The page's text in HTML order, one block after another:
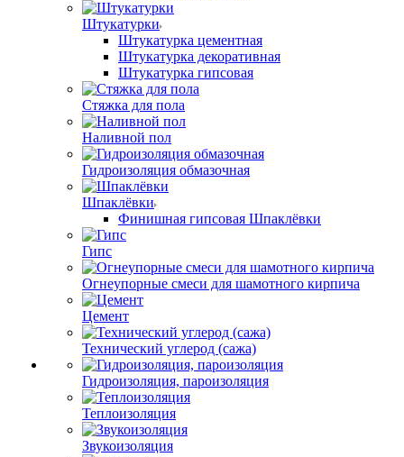
Штукатурки
Штукатурка цементная
Штукатурка декоративная
Штукатурка гипсовая
Стяжка для пола
Наливной пол
Гидроизоляция обмазочная
Шпаклёвки
Финишная гипсовая Шпаклёвки
Гипс
Огнеупорные смеси для шамотного кирпича
Цемент
Технический углерод (сажа)
Гидроизоляция, пароизоляция
Теплоизоляция
Звукоизоляция